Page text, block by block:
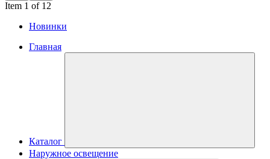
Item 1 of 12
Новинки
Главная
Каталог
Наружное освещение